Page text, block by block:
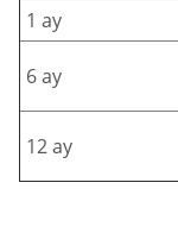
1 ay
6 ay
12 ay